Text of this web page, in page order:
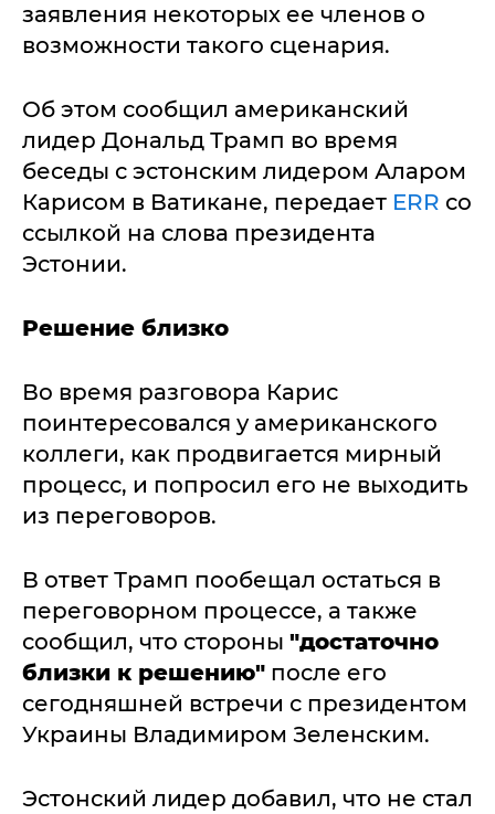
заявления некоторых ее членов о
возможности такого сценария.
Об этом сообщил американский
лидер Дональд Трамп во время
беседы с эстонским лидером Аларом
Карисом в Ватикане, передает ERR со
ссылкой на слова президента
Эстонии.
Решение близко
Во время разговора Карис
поинтересовался у американского
коллеги, как продвигается мирный
процесс, и попросил его не выходить
из переговоров.
В ответ Трамп пообещал остаться в
переговорном процессе, а также
сообщил, что стороны "достаточно
близки к решению" после его
сегодняшней встречи с президентом
Украины Владимиром Зеленским.
Эстонский лидер добавил, что не стал